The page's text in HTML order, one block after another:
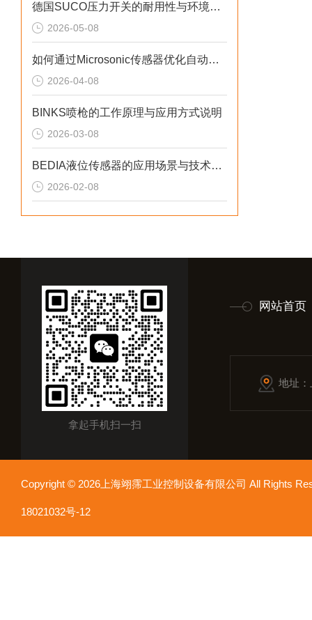
德国SUCO压力开关的耐用性与环境适应性分析
2026-05-08
如何通过Microsonic传感器优化自动化流程？
2026-04-08
BINKS喷枪的工作原理与应用方式说明
2026-03-08
BEDIA液位传感器的应用场景与技术优势概述
2026-02-08
拿起手机扫一扫
网站首页
地址
Copyright © 2026上海翊霈工业控制设备有限公司 All Rights
18021032号-12